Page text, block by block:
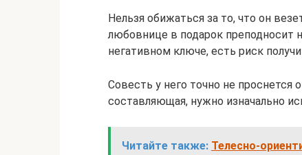
Нельзя обижаться за то, что он
любовнице в подарок
негативном ключе, есть риск
Совесть у него точно не проснется
составляющая, нужно изначально
Читайте также: Телесно-